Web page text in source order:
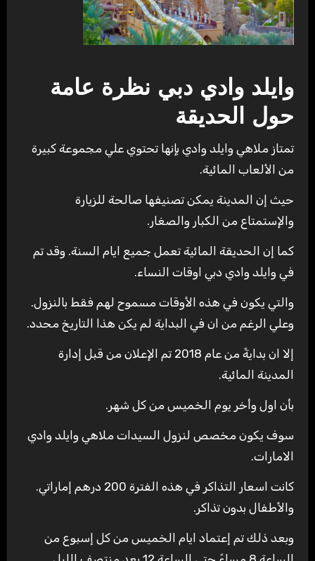
وايلد وادي دبي نظرة عامة
حول الحديقة
تمتاز ملاهي وايلد وادي بإنها تحتوي علي مجموعة كبيرة
من الألعاب المائية.
حيث إن المدينة يمكن تصنيفها صالحة للزيارة
والإستمتاع من الكبار والصغار.
كما إن الحديقة المائية تعمل جميع ايام السنة. وقد تم
في وايلد وادي دبي اوقات النساء.
والتي يكون في هذه الأوقات مسموح لهم فقط بالنزول.
وعلي الرغم من ان في البداية لم يكن هذا التاريخ محدد.
إلا ان بدايةً من عام 2018 تم الإعلان من قبل إدارة
المدينة المائية.
بأن اول وأخر يوم الخميس من كل شهر.
سوف يكون مخصص لنزول السيدات ملاهي وايلد وادي
الامارات.
كانت اسعار التذاكر في هذه الفترة 200 درهم إماراتي.
والأطفال بدون تذاكر.
وبعد ذلك تم إعتماد ايام الخميس من كل إسبوع من